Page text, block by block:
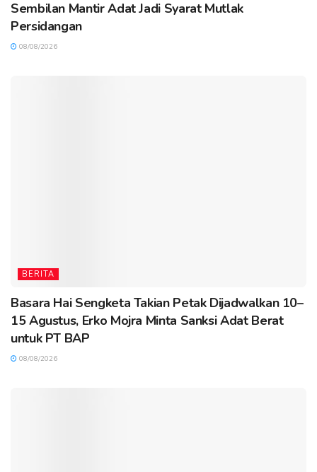
Sembilan Mantir Adat Jadi Syarat Mutlak
Persidangan
08/08/2026
BERITA
Basara Hai Sengketa Takian Petak Dijadwalkan 10–
15 Agustus, Erko Mojra Minta Sanksi Adat Berat
untuk PT BAP
08/08/2026